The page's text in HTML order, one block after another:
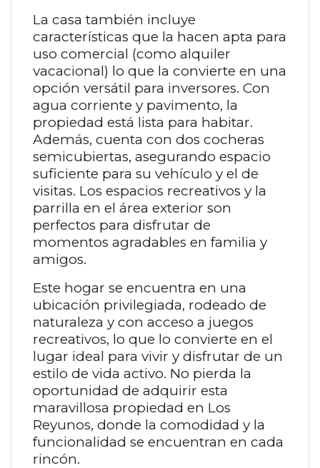
La casa también incluye
características que la hacen apta para
uso comercial (como alquiler
vacacional) lo que la convierte en una
opción versátil para inversores. Con
agua corriente y pavimento, la
propiedad está lista para habitar.
Además, cuenta con dos cocheras
semicubiertas, asegurando espacio
suficiente para su vehículo y el de
visitas. Los espacios recreativos y la
parrilla en el área exterior son
perfectos para disfrutar de
momentos agradables en familia y
amigos.
Este hogar se encuentra en una
ubicación privilegiada, rodeado de
naturaleza y con acceso a juegos
recreativos, lo que lo convierte en el
lugar ideal para vivir y disfrutar de un
estilo de vida activo. No pierda la
oportunidad de adquirir esta
maravillosa propiedad en Los
Reyunos, donde la comodidad y la
funcionalidad se encuentran en cada
rincón.